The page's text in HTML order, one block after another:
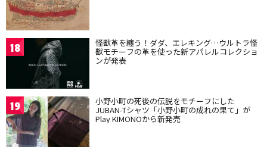
18 怪獣革を纏う！ダダ、エレキング…ウルトラ怪
獣モチーフの革を使った新アパレルコレクショ
ンが発表
19 小野小町の死後の伝説をモチーフにした
JUBAN-Tシャツ「小野小町の成れの果て」が
Play KIMONOから新発売